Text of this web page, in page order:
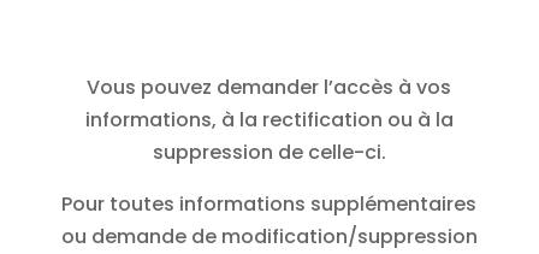
Vous pouvez demander l’accès à vos
informations, à la rectification ou à la
suppression de celle-ci.
Pour toutes informations supplémentaires
ou demande de modification/suppression